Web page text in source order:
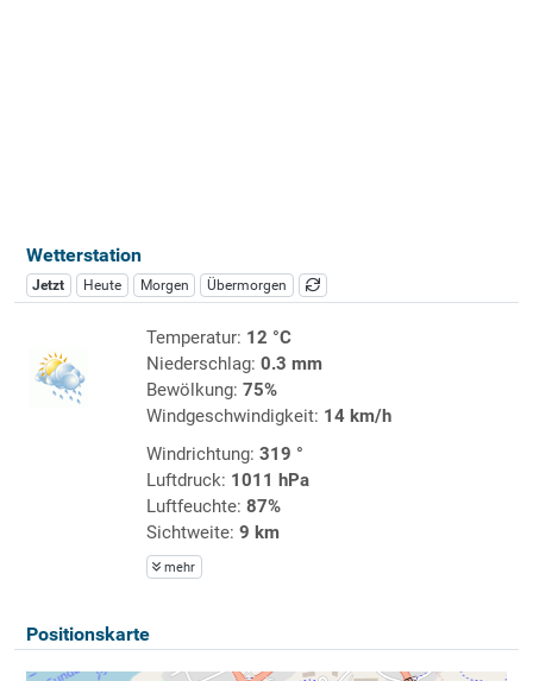
Wetterstation
Jetzt Heute Morgen Übermorgen
Temperatur: 12 °C
Niederschlag: 0.3 mm
Bewölkung: 75%
Windgeschwindigkeit: 14 km/h
Windrichtung: 319 °
Luftdruck: 1011 hPa
Luftfeuchte: 87%
Sichtweite: 9 km
mehr
Positionskarte